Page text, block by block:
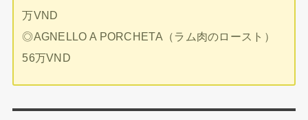
万VND
◎AGNELLO A PORCHETA（ラム肉のロースト）
56万VND